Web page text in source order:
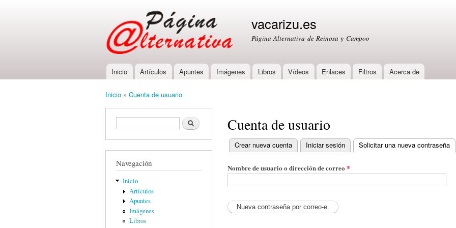
content
vacarizu.es
Página Alternativa de Reinosa y Campoo
Main menu
Inicio Artículos Apuntes Imágenes Libros Vídeos Enlaces Filtros Acerca de
Inicio » Cuenta de usuario
Formulario de búsquedaBuscar
Navegación
Inicio
Artículos
Apuntes
Imágenes
Libros
Cuenta de usuario
Primary tabs
Crear nueva cuenta Iniciar sesión Solicitar una nueva contraseña
Nombre de usuario o dirección de correo *